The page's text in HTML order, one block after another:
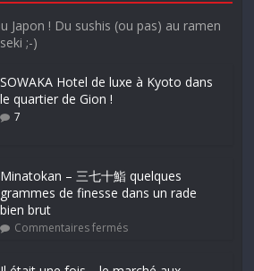
Japon ! Du sushis (ou pas) au ramen
;-)
SOWAKA Hotel de luxe à Kyoto dans
le quartier de Gion !
7
Minatokan – 三七十鮨 quelques
grammes de finesse dans un rade
bien brut
Commentaires fermés